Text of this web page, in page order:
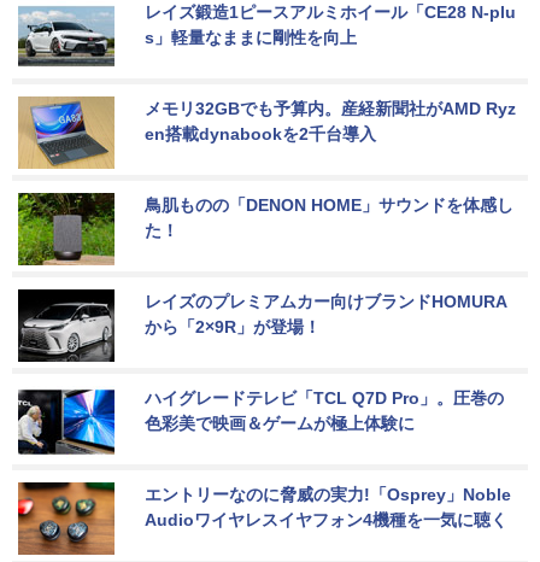
レイズ鍛造1ピースアルミホイール「CE28 N-plu
s」軽量なままに剛性を向上
メモリ32GBでも予算内。産経新聞社がAMD Ryz
en搭載dynabookを2千台導入
鳥肌ものの「DENON HOME」サウンドを体感し
た！
レイズのプレミアムカー向けブランドHOMURA
から「2×9R」が登場！
ハイグレードテレビ「TCL Q7D Pro」。圧巻の
色彩美で映画＆ゲームが極上体験に
エントリーなのに脅威の実力!「Osprey」Noble
Audioワイヤレスイヤフォン4機種を一気に聴く